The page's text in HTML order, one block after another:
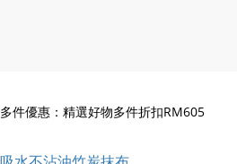
多件優惠：精選好物多件折扣RM605